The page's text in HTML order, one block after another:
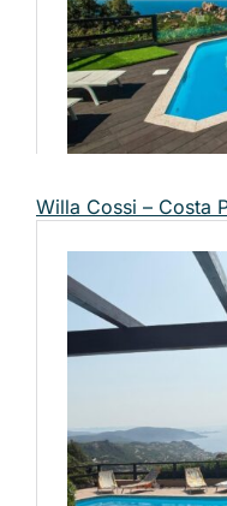
Willa Cossi – Costa